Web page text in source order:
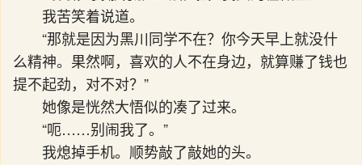
我苦笑着说道。
“那就是因为黑川同学不在？你今天早上就没什
么精神。果然啊，喜欢的人不在身边，就算赚了钱也
提不起劲，对不对？”
她像是恍然大悟似的凑了过来。
“呃……别闹我了。”
我熄掉手机。顺势敲了敲她的头。